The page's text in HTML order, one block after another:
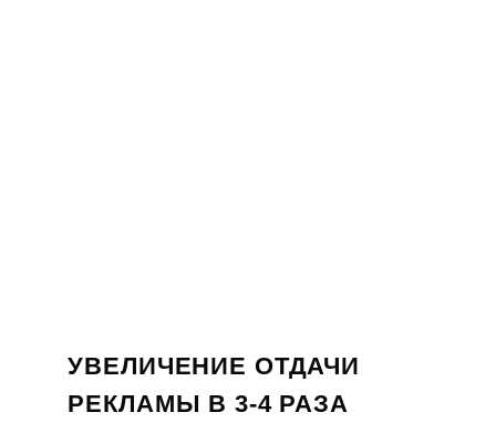
УВЕЛИЧЕНИЕ ОТДАЧИ
РЕКЛАМЫ В 3-4 РАЗА